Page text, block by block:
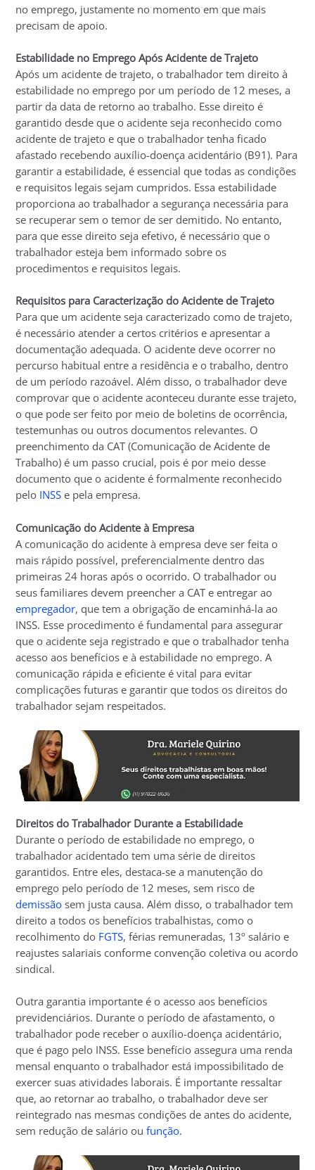
no emprego, justamente no momento em que mais
precisam de apoio.
Estabilidade no Emprego Após Acidente de Trajeto
Após um acidente de trajeto, o trabalhador tem direito à
estabilidade no emprego por um período de 12 meses, a
partir da data de retorno ao trabalho. Esse direito é
garantido desde que o acidente seja reconhecido como
acidente de trajeto e que o trabalhador tenha ficado
afastado recebendo auxílio-doença acidentário (B91). Para
garantir a estabilidade, é essencial que todas as condições
e requisitos legais sejam cumpridos. Essa estabilidade
proporciona ao trabalhador a segurança necessária para
se recuperar sem o temor de ser demitido. No entanto,
para que esse direito seja efetivo, é necessário que o
trabalhador esteja bem informado sobre os
procedimentos e requisitos legais.
Requisitos para Caracterização do Acidente de Trajeto
Para que um acidente seja caracterizado como de trajeto,
é necessário atender a certos critérios e apresentar a
documentação adequada. O acidente deve ocorrer no
percurso habitual entre a residência e o trabalho, dentro
de um período razoável. Além disso, o trabalhador deve
comprovar que o acidente aconteceu durante esse trajeto,
o que pode ser feito por meio de boletins de ocorrência,
testemunhas ou outros documentos relevantes. O
preenchimento da CAT (Comunicação de Acidente de
Trabalho) é um passo crucial, pois é por meio desse
documento que o acidente é formalmente reconhecido
pelo INSS e pela empresa.
Comunicação do Acidente à Empresa
A comunicação do acidente à empresa deve ser feita o
mais rápido possível, preferencialmente dentro das
primeiras 24 horas após o ocorrido. O trabalhador ou
seus familiares devem preencher a CAT e entregar ao
empregador, que tem a obrigação de encaminhá-la ao
INSS. Esse procedimento é fundamental para assegurar
que o acidente seja registrado e que o trabalhador tenha
acesso aos benefícios e à estabilidade no emprego. A
comunicação rápida e eficiente é vital para evitar
complicações futuras e garantir que todos os direitos do
trabalhador sejam respeitados.
Direitos do Trabalhador Durante a Estabilidade
Durante o período de estabilidade no emprego, o
trabalhador acidentado tem uma série de direitos
garantidos. Entre eles, destaca-se a manutenção do
emprego pelo período de 12 meses, sem risco de
demissão sem justa causa. Além disso, o trabalhador tem
direito a todos os benefícios trabalhistas, como o
recolhimento do FGTS, férias remuneradas, 13º salário e
reajustes salariais conforme convenção coletiva ou acordo
sindical.
Outra garantia importante é o acesso aos benefícios
previdenciários. Durante o período de afastamento, o
trabalhador pode receber o auxílio-doença acidentário,
que é pago pelo INSS. Esse benefício assegura uma renda
mensal enquanto o trabalhador está impossibilitado de
exercer suas atividades laborais. É importante ressaltar
que, ao retornar ao trabalho, o trabalhador deve ser
reintegrado nas mesmas condições de antes do acidente,
sem redução de salário oufunção.